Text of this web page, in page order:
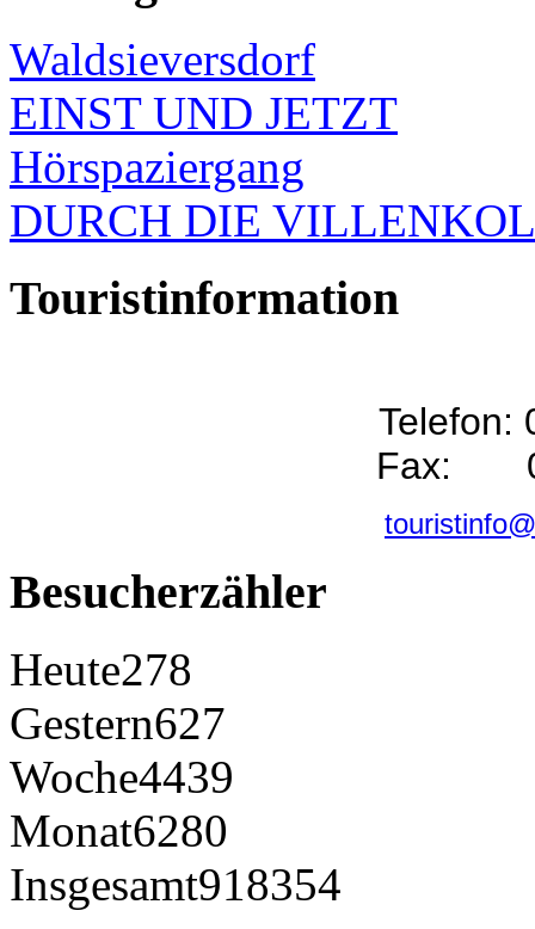
Waldsieversdorf
EINST UND JETZT
Hörspaziergang
DURCH DIE
Touristinformation
Telefon:
Fax:
Besucherzähler
Heute278
Gestern627
Woche4439
Monat6280
Insgesamt918354